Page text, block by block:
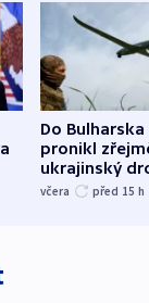
Do Bulharska
pronikl
ukrajinský
explodoval
včera před 15 h